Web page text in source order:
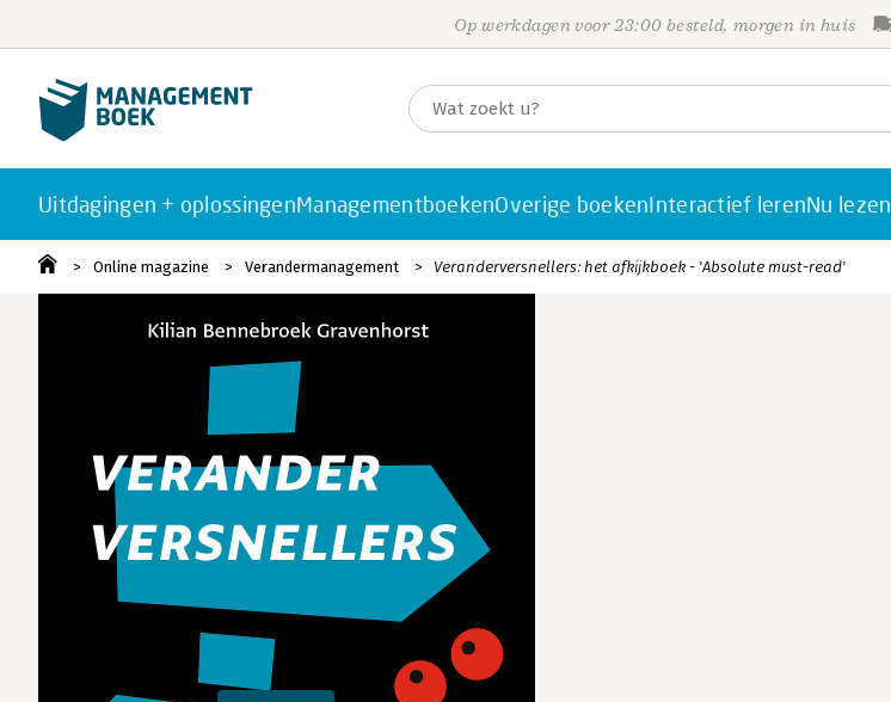
Op werkdagen voor 23:00 besteld, morgen in huis
Uitdagingen + oplossingenManagementboekenOverige boekenInteractief lerenNu lezen
Online magazine Verandermanagement Veranderversnellers: het afkijkboek - 'Absolute must-read'